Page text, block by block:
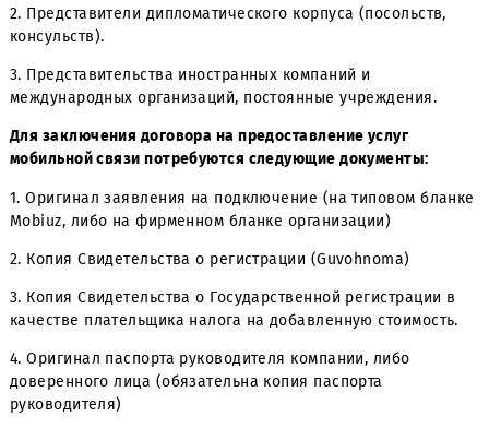
зарегистрированное и действующее в соответствии с
законодательством Республики Узбекистан, а также их
филиалы и представительства.
2. Представители дипломатического корпуса
консульств).
международных организаций, постоянные учреждения.
мобильной связи потребуются следующие документы:
1. Оригинал заявления на подключение (на типовом
2. Копия Свидетельства о регистрации (Guvohnoma)